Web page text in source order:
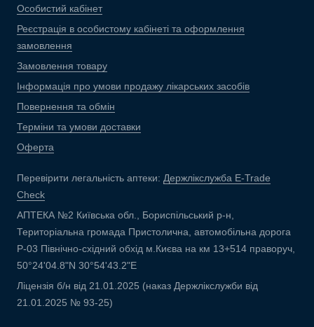
Особистий кабінет
Реєстрація в особистому кабінеті та оформлення
замовлення
Замовлення товару
Інформація про умови продажу лікарських засобів
Повернення та обмін
Терміни та умови доставки
Оферта
Перевірити легальність аптеки: Держлікслужба E-Trade
Check
АПТЕКА №2 Київська обл., Бориспільський р-н,
Територіальна громада Пристолична, автомобільна дорога
Р-03 Північно-східний обхід м.Києва на км 13+514 праворуч,
50°24'04.8"N 30°54'43.2"E
Ліцензія б/н від 21.01.2025 (наказ Держлікслужби від
21.01.2025 № 93-25)